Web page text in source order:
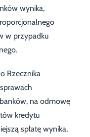
wynika,
w przypadku
Rzecznika
na odmowę
kredytu
spłatę wynika,